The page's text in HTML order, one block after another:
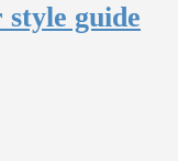
style guide